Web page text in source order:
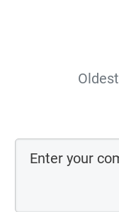
Oldest